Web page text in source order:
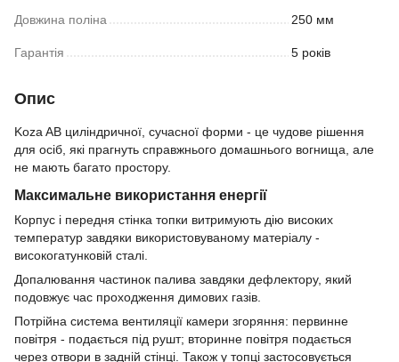
Довжина поліна 250 мм
Гарантія 5 років
Опис
Koza AB циліндричної, сучасної форми - це чудове рішення
для осіб, які прагнуть справжнього домашнього вогнища, але
не мають багато простору.
Максимальне використання енергії
Корпус і передня стінка топки витримують дію високих
температур завдяки використовуваному матеріалу -
високогатунковій сталі.
Допалювання частинок палива завдяки дефлектору, який
подовжує час проходження димових газів.
Потрійна система вентиляції камери згоряння: первинне
повітря - подається під рушт; вторинне повітря подається
через отвори в задній стінці. Також у топці застосовується